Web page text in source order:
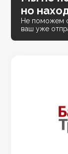
но
Не поможем
ваш уже